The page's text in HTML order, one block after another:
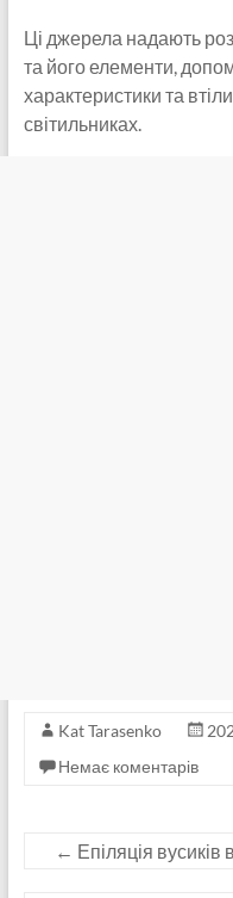
Ці джерела надають
та його елементи,
характеристики та
світильниках.
Kat Tarasenko
Немає коментарів
← Епіляція вусиків